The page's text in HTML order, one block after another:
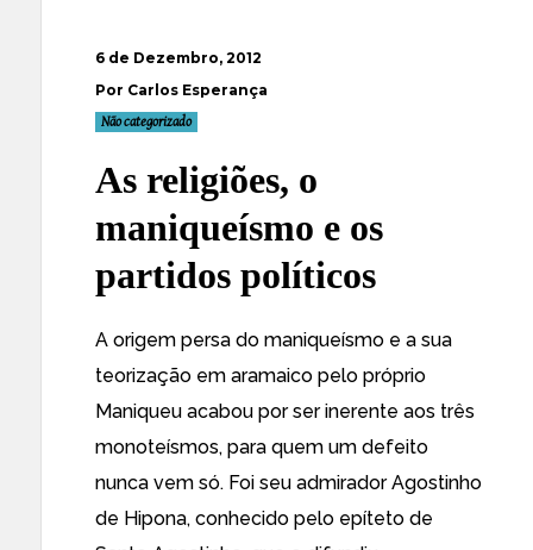
6 de Dezembro, 2012
Por Carlos Esperança
Não categorizado
As religiões, o
maniqueísmo e os
partidos políticos
A origem persa do maniqueísmo e a sua
teorização em aramaico pelo próprio
Maniqueu acabou por ser inerente aos três
monoteísmos, para quem um defeito
nunca vem só. Foi seu admirador Agostinho
de Hipona, conhecido pelo epíteto de